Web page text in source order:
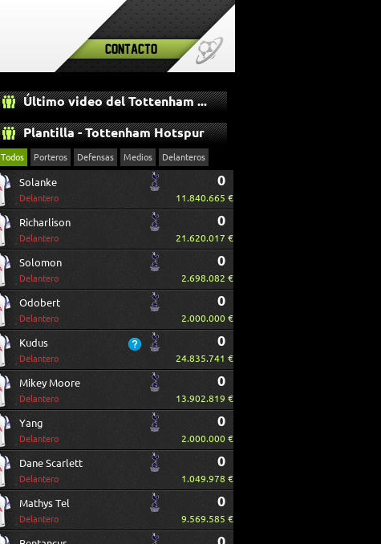
Contacto
Último video del Tottenham Hotspur
Plantilla - Tottenham Hotspur
Todos Porteros Defensas Medios Delanteros
Solanke
Delantero
0
11.840.665 €
Richarlison
Delantero
0
21.620.017 €
Solomon
Delantero
0
2.698.082 €
Odobert
Delantero
0
2.000.000 €
Kudus
Delantero
0
24.835.741 €
Mikey Moore
Delantero
0
13.902.819 €
Yang
Delantero
0
2.000.000 €
Dane Scarlett
Delantero
0
1.049.978 €
Mathys Tel
Delantero
0
9.569.585 €
0